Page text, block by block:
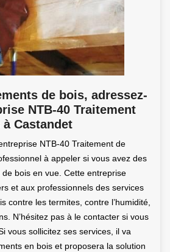
de bois, adressez-
NTB-40 Traitement
Castandet
NTB-40 Traitement de
à appeler si vous avez des
bois en vue. Cette entreprise
et aux professionnels des services
contre les termites, contre l’humidité,
N’hésitez pas à le contacter si vous
vous sollicitez ses services, il va
en bois et proposera la solution